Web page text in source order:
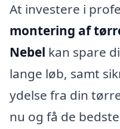
At investere i
montering af
Nebel kan spare
lange løb, samt
ydelse fra din
nu og få de